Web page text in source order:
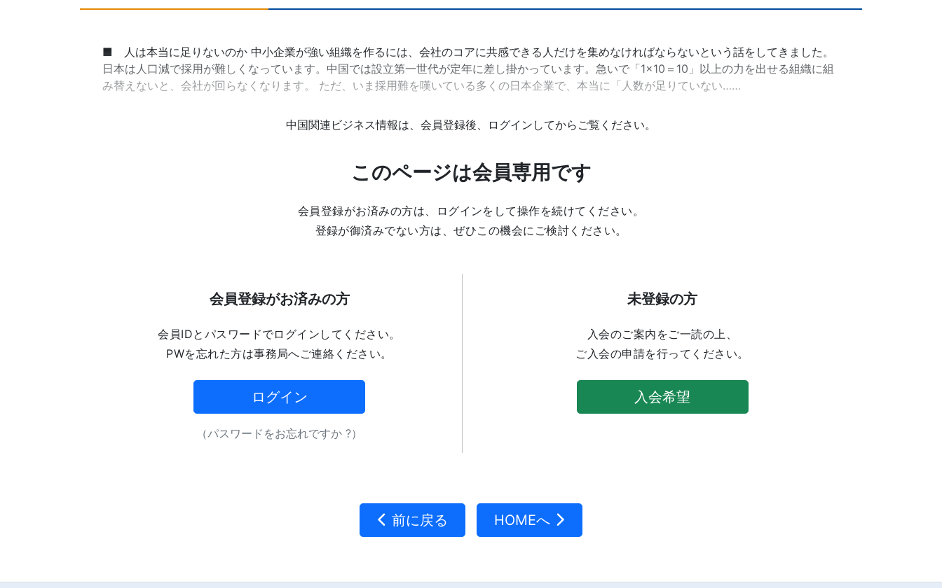
■ 人は本当に足りないのか 中小企業が強い組織を作るには、会社のコアに共感できる人だけを集めなければならないという話をしてきました。
日本は人口減で採用が難しくなっています。中国では設立第一世代が定年に差し掛かっています。急いで「1×10＝10」以上の力を出せる組織に組
み替えないと、会社が回らなくなります。 ただ、いま採用難を嘆いている多くの日本企業で、本当に「人数が足りていない……
中国関連ビジネス情報は、会員登録後、ログインしてからご覧ください。
このページは会員専用です
会員登録がお済みの方は、ログインをして操作を続けてください。
登録が御済みでない方は、ぜひこの機会にご検討ください。
会員登録がお済みの方
会員IDとパスワードでログインしてください。
PWを忘れた方は事務局へご連絡ください。
ログイン
（パスワードをお忘れですか ?）
未登録の方
入会のご案内をご一読の上、
ご入会の申請を行ってください。
入会希望
前に戻る HOMEへ